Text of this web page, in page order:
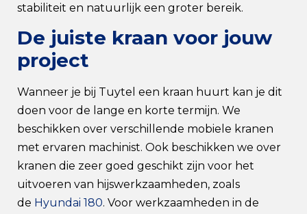
stabiliteit en natuurlijk een groter bereik.
De juiste kraan voor jouw
project
Wanneer je bij Tuytel een kraan huurt kan je dit
doen voor de lange en korte termijn. We
beschikken over verschillende mobiele kranen
met ervaren machinist. Ook beschikken we over
kranen die zeer goed geschikt zijn voor het
uitvoeren van hijswerkzaamheden, zoals
de Hyundai 180. Voor werkzaamheden in de